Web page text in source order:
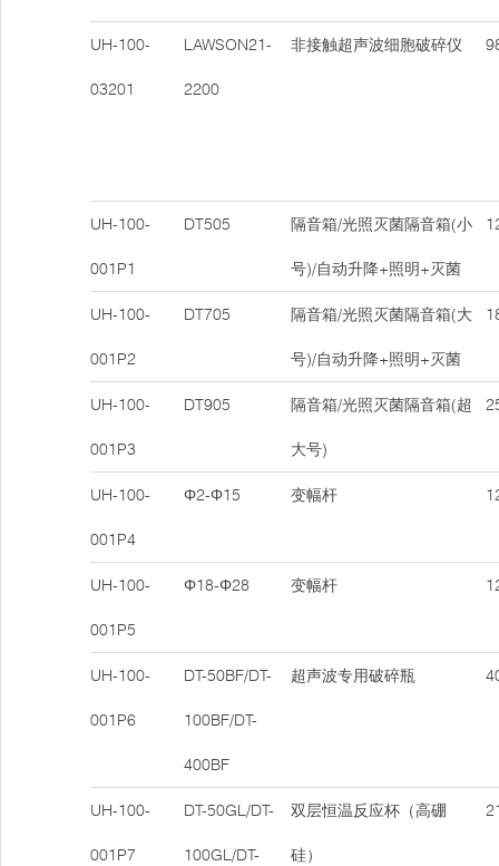
UH-100-
03201
LAWSON21-
2200
非接触超声波细胞破碎仪
UH-100-
001P1
DT505 隔音箱/光照灭菌隔音箱(小
号)/自动升降+照明+灭菌
UH-100-
001P2
DT705 隔音箱/光照灭菌隔音箱(大
号)/自动升降+照明+灭菌
UH-100-
001P3
DT905 隔音箱/光照灭菌隔音箱(超
大号)
UH-100-
001P4
Φ2-Φ15 变幅杆
UH-100-
001P5
Φ18-Φ28 变幅杆
UH-100-
001P6
DT-50BF/DT-
100BF/DT-
400BF
超声波专用破碎瓶
UH-100-
001P7
DT-50GL/DT-
100GL/DT-
双层恒温反应杯（高硼
硅）